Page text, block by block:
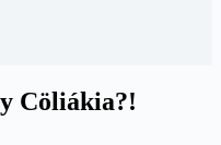
Cöliákia?!